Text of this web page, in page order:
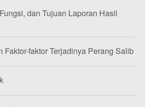
dan Tujuan Laporan Hasil
Faktor-faktor Terjadinya Perang Salib